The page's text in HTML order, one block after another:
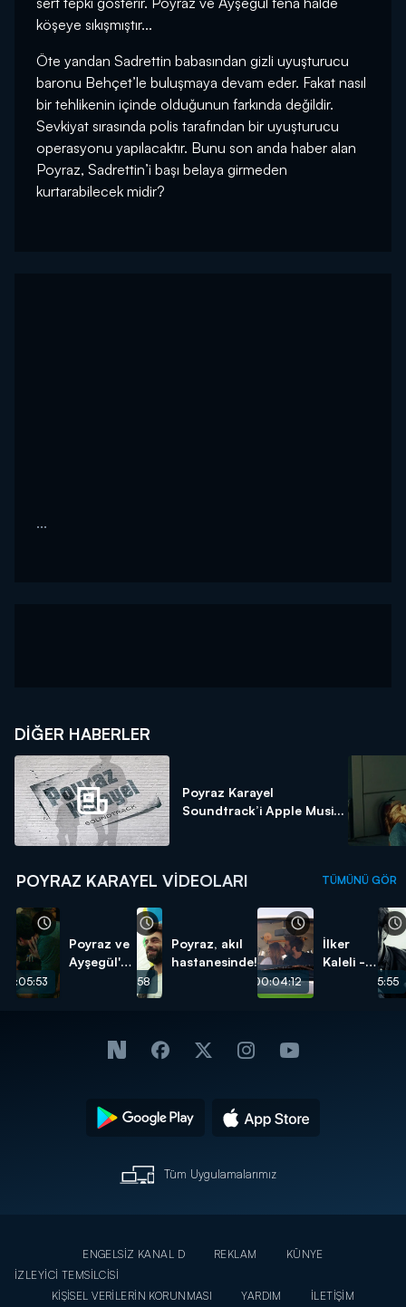
köşeye sıkışmıştır...
Öte yandan Sadrettin babasından gizli uyuşturucu
baronu Behçet’le buluşmaya devam eder. Fakat nasıl
bir tehlikenin içinde olduğunun farkında değildir.
Sevkiyat sırasında polis tarafından bir uyuşturucu
operasyonu yapılacaktır. Bunu son anda haber alan
Poyraz, Sadrettin’i başı belaya girmeden
kurtarabilecek midir?
...
DIĞER HABERLER
Poyraz Karayel
Soundtrack’i Apple Musi...
POYRAZ KARAYEL VIDEOLARI TÜMÜNÜ GÖR
00:05:53
Poyraz ve
Ayşegül'ün
00:05:58
Poyraz, akıl
hastanesinde!
00:04:12
İlker
Kaleli -
00:05:55
Tüm Uygulamalarımız
ENGELSİZ KANAL D REKLAM
KÜNYE
İZLEYİCİ TEMSİLCİSİ
KİŞİSEL VERİLERİN KORUNMASI
YARDIM İLETİŞİM